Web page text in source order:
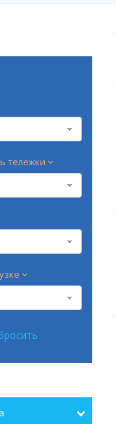
тележки